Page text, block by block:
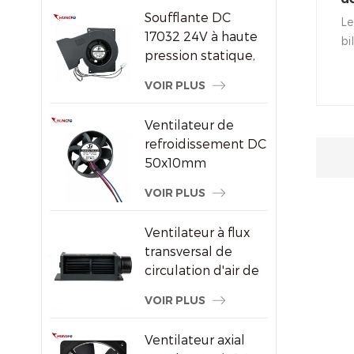
Soufflante DC
17032 24V à haute
pression statique,
refroidissement
VOIR PLUS
Ventilateur de
refroidissement DC
50x10mm
vitesse sans balais
appareils
électroniques
VOIR PLUS
Ventilateur à flux
transversal de
circulation d'air de
économiseur
plastique
VOIR PLUS
Ventilateur axial